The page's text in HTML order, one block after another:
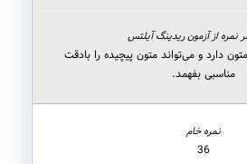
دارد و می‌تواند متون پیچیده را بادقت
مناسبی بفهمد.
36